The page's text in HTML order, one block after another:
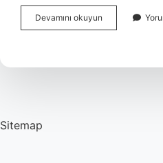
Devamını okuyun
Kg
Kaç
Sitemap